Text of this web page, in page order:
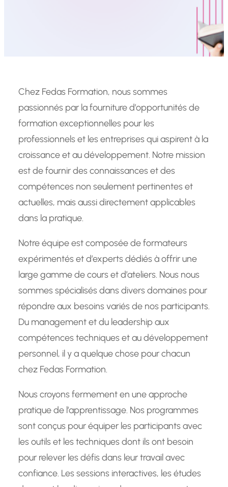
Chez Fedas Formation, nous sommes
passionnés par la fourniture d’opportunités de
formation exceptionnelles pour les
professionnels et les entreprises qui aspirent à la
croissance et au développement. Notre mission
est de fournir des connaissances et des
compétences non seulement pertinentes et
actuelles, mais aussi directement applicables
dans la pratique.
Notre équipe est composée de formateurs
expérimentés et d’experts dédiés à offrir une
large gamme de cours et d’ateliers. Nous nous
sommes spécialisés dans divers domaines pour
répondre aux besoins variés de nos participants.
Du management et du leadership aux
compétences techniques et au développement
personnel, il y a quelque chose pour chacun
chez Fedas Formation.
Nous croyons fermement en une approche
pratique de l’apprentissage. Nos programmes
sont conçus pour équiper les participants avec
les outils et les techniques dont ils ont besoin
pour relever les défis dans leur travail avec
confiance. Les sessions interactives, les études